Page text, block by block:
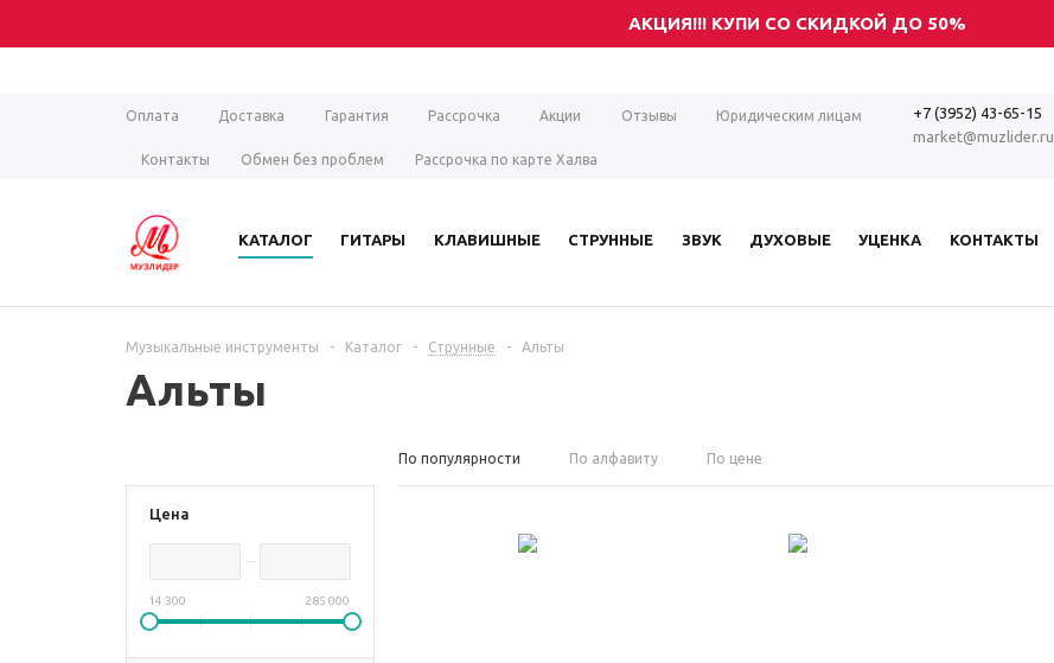
АКЦИЯ!!! КУПИ СО СКИДКОЙ ДО 50%
Оплата Доставка Гарантия Рассрочка Акции Отзывы Юридическим лицам
Контакты Обмен без проблем Рассрочка по карте Халва
+7 (3952) 43-65-15
market@muzlider.ru
КАТАЛОГ ГИТАРЫ КЛАВИШНЫЕ СТРУННЫЕ ЗВУК ДУХОВЫЕ УЦЕНКА КОНТАКТЫ
Музыкальные инструменты - Каталог - Струнные - Альты
Альты
Цена
14 300 285 000
По популярности По алфавиту По цене